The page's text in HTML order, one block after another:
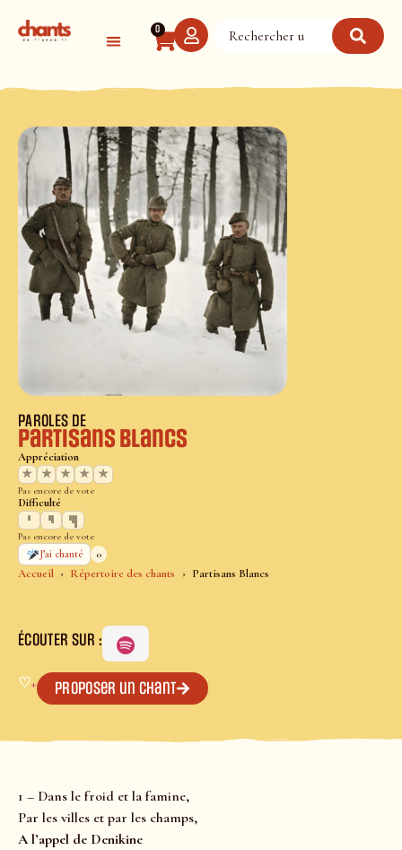
0
Accueil Répertoire des chants Partisans Blancs
PAROLES DE
Partisans Blancs
Appréciation
★
★ ★ ★ ★
Pas encore de vote
Difficulté
Pas encore de vote
J’ai chanté
0
ÉCOUTER SUR :
♡+ Proposer un chant
1 – Dans le froid et la famine,
Par les villes et par les champs,
A l’appel de Denikine